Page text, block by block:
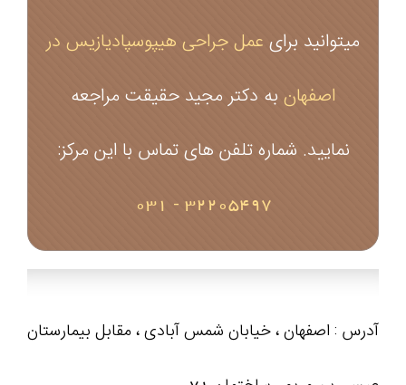
میتوانید برای عمل جراحی هیپوسپادیازیس در
اصفهان به دکتر مجید حقیقت مراجعه
نمایید. شماره تلفن های تماس با این مرکز:
32205497 - 031
آدرس : اصفهان ، خیابان شمس آبادی ، مقابل بیمارستان